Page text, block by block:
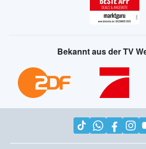
Bekannt aus der TV